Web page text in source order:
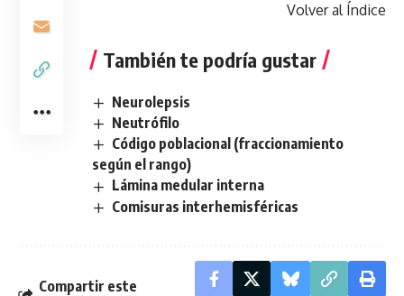
Volver al Índice
También te podría gustar
Neurolepsis
Neutrófilo
Código poblacional (fraccionamiento
según el rango)
Lámina medular interna
Comisuras interhemisféricas
Compartir este